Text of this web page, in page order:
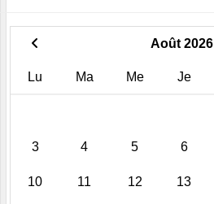
Août 2026
Lu Ma Me Je
3 4 5 6
10 11 12 13